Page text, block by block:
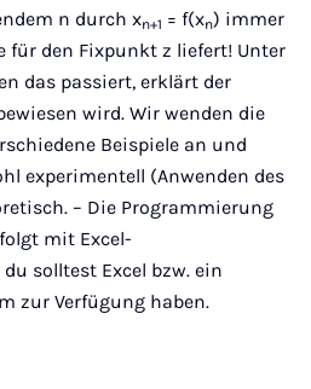
n durch xn+1 = f(xn) immer
für den Fixpunkt z liefert! Unter
das passiert, erklärt der
wird. Wir wenden die
Beispiele an und
experimentell (Anwenden des
– Die Programmierung
mit Excel-
solltest Excel bzw. ein
zur Verfügung haben.